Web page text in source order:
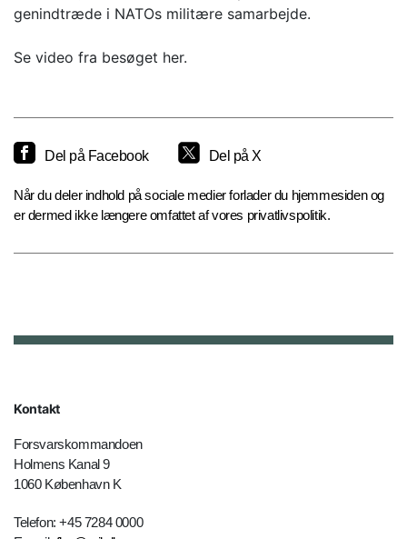
genindtræde i NATOs militære samarbejde.
Se video fra besøget her.
Del på Facebook Del på X
Når du deler indhold på sociale medier forlader du hjemmesiden og
er dermed ikke længere omfattet af vores privatlivspolitik.
Kontakt
Forsvarskommandoen
Holmens Kanal 9
1060 København K
Telefon: +45 7284 0000